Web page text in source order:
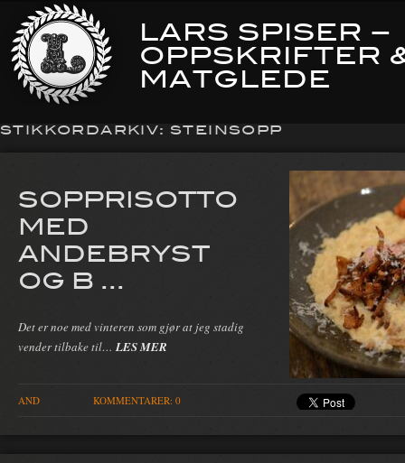
LARS SPISER –
OPPSKRIFTER
MATGLEDE
STIKKORDARKIV: STEINSOPP
SOPPRISOTTO
MED
ANDEBRYST
OG B ...
Det er noe med vinteren som gjør at jeg stadig
vender tilbake til… LES MER
AND KOMMENTARER: 0